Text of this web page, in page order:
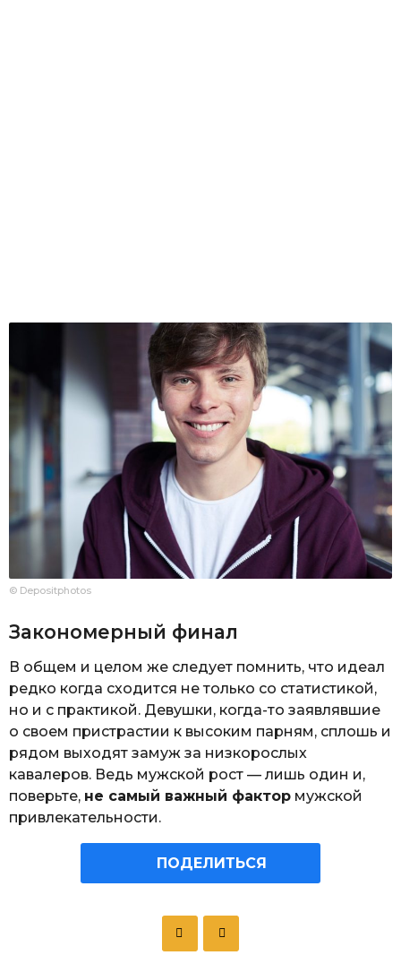
© Depositphotos
Закономерный финал
В общем и целом же следует помнить, что идеал
редко когда сходится не только со статистикой,
но и с практикой. Девушки, когда-то заявлявшие
о своем пристрастии к высоким парням, сплошь и
рядом выходят замуж за низкорослых
кавалеров. Ведь мужской рост — лишь один и,
поверьте, не самый важный фактор мужской
привлекательности.
ПОДЕЛИТЬСЯ